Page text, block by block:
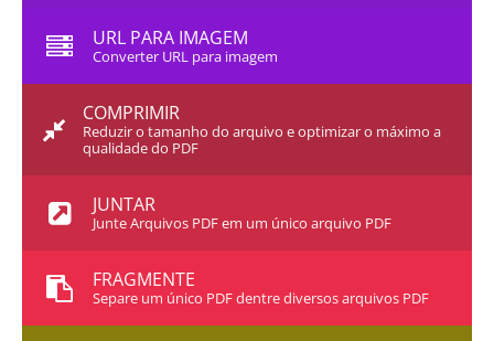
URL PARA IMAGEM
Converter URL para imagem
COMPRIMIR
Reduzir o tamanho do arquivo e optimizar o máximo a
qualidade do PDF
JUNTAR
Junte Arquivos PDF em um único arquivo PDF
FRAGMENTE
Separe um único PDF dentre diversos arquivos PDF